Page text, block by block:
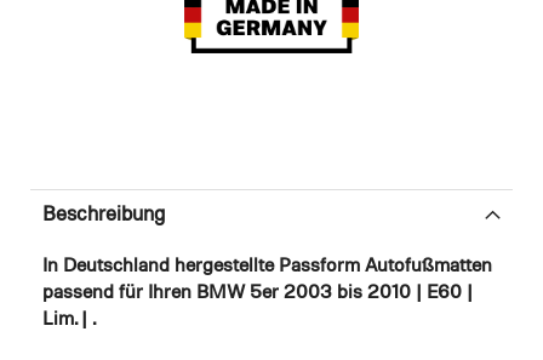
Beschreibung
In Deutschland hergestellte Passform Autofußmatten
passend für Ihren BMW 5er 2003 bis 2010 | E60 |
Lim. | .